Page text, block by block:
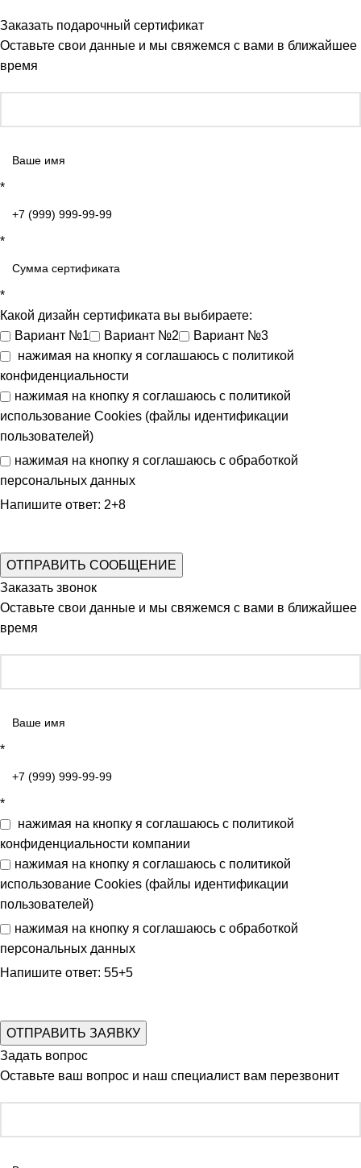
Заказать подарочный сертификат
Оставьте свои данные и мы свяжемся с вами в ближайшее
время
*
*
*
Какой дизайн сертификата вы выбираете:
Вариант №1
Вариант №2
Вариант №3
нажимая на кнопку я соглашаюсь с политикой
конфиденциальности
нажимая на кнопку я соглашаюсь с политикой
использование Cookies (файлы идентификации
пользователей)
нажимая на кнопку я соглашаюсь с обработкой
персональных данных
Напишите ответ: 2+8
Заказать звонок
Оставьте свои данные и мы свяжемся с вами в ближайшее
время
*
*
нажимая на кнопку я соглашаюсь с политикой
конфиденциальности компании
нажимая на кнопку я соглашаюсь с политикой
использование Cookies (файлы идентификации
пользователей)
нажимая на кнопку я соглашаюсь с обработкой
персональных данных
Напишите ответ: 55+5
Задать вопрос
Оставьте ваш вопрос и наш специалист вам перезвонит